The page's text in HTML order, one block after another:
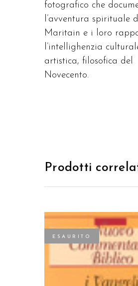
fotografico che
l’avventura spirituale
Maritain e i loro
l’intellighenzia
artistica, filosofica del
Novecento.
Prodotti
ESAURITO